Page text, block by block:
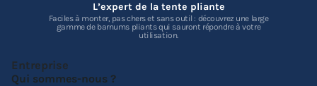
L’expert de la tente pliante
Faciles à monter, pas chers et sans outil : découvrez une large
gamme de barnums pliants qui sauront répondre à votre
utilisation.
Entreprise
Qui sommes-nous ?